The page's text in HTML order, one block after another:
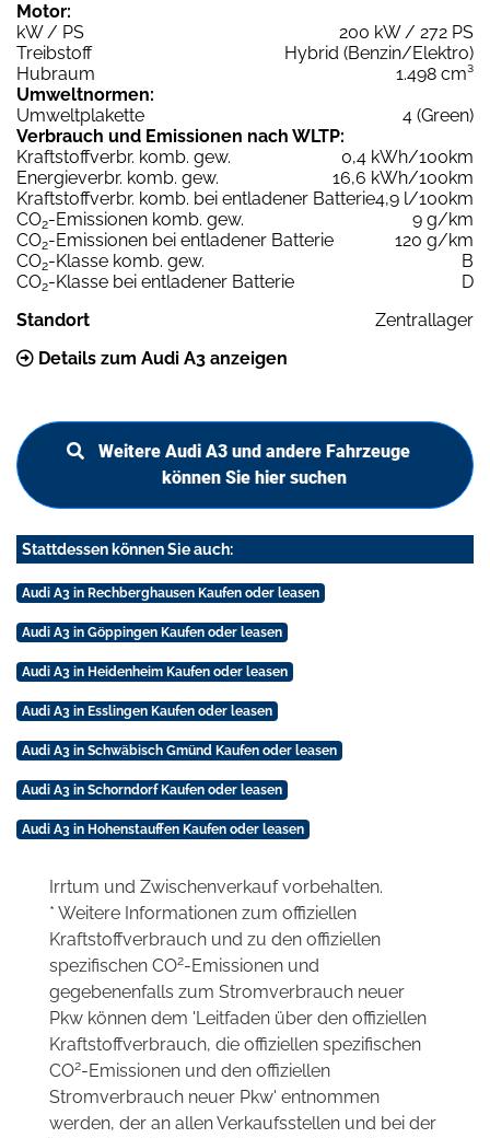
Motor:
kW / PS
200 kW / 272 PS
Treibstoff
Hybrid (Benzin/Elektro)
Hubraum
1.498 cm³
Umweltnormen:
Umweltplakette
4 (Green)
Verbrauch und Emissionen nach WLTP:
Kraftstoffverbr. komb. gew.
0,4 kWh/100km
Energieverbr. komb. gew.
16,6 kWh/100km
Kraftstoffverbr. komb. bei entladener Batterie4,9 l/100km
CO2-Emissionen komb. gew.
9 g/km
CO2-Emissionen bei entladener Batterie
120 g/km
CO2-Klasse komb. gew.
B
CO2-Klasse bei entladener Batterie
D
Standort
Zentrallager
Details zum Audi A3 anzeigen
Weitere Audi A3 und andere Fahrzeuge
können Sie hier suchen
Stattdessen können Sie auch:
Audi A3 in Rechberghausen Kaufen oder leasen
Audi A3 in Göppingen Kaufen oder leasen
Audi A3 in Heidenheim Kaufen oder leasen
Audi A3 in Esslingen Kaufen oder leasen
Audi A3 in Schwäbisch Gmünd Kaufen oder leasen
Audi A3 in Schorndorf Kaufen oder leasen
Audi A3 in Hohenstauffen Kaufen oder leasen
Irrtum und Zwischenverkauf vorbehalten.
* Weitere Informationen zum offiziellen
Kraftstoffverbrauch und zu den offiziellen
spezifischen CO2-Emissionen und
gegebenenfalls zum Stromverbrauch neuer
Pkw können dem 'Leitfaden über den offiziellen
Kraftstoffverbrauch, die offiziellen spezifischen
CO2-Emissionen und den offiziellen
Stromverbrauch neuer Pkw' entnommen
werden, der an allen Verkaufsstellen und bei der